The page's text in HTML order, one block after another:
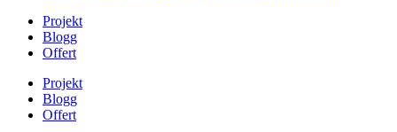
Projekt
Blogg
Offert
Projekt
Blogg
Offert